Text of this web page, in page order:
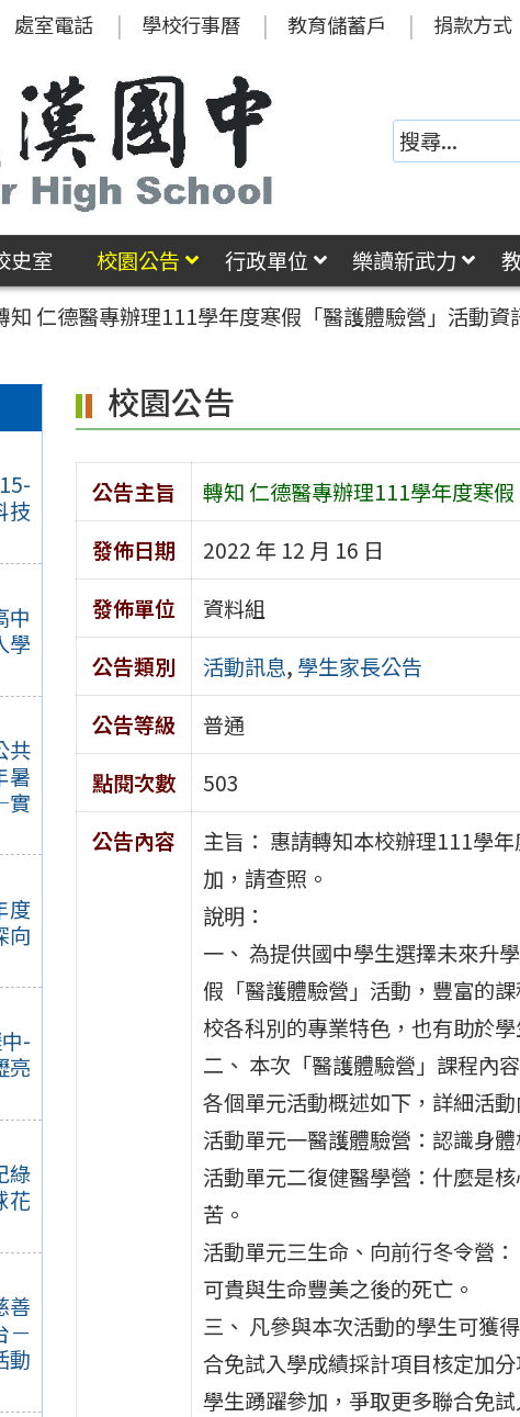
處室電話 學校行事曆 教育儲蓄戶 捐款方式
史室 校園公告 行政單位 樂讀新武力
知 仁德醫專辦理111學年度寒假「醫護體驗營」活動資
技
中
學
共
暑
實
度
向
-
亮
綠
花
善
－
動
校園公告
公告主旨
轉知 仁德醫專辦理111學年度寒
發佈日期
2022 年 12 月 16 日
發佈單位
資料組
公告類別
活動訊息, 學生家長公告
公告等級
普通
點閱次數
503
公告內容
主旨： 惠請轉知本校辦理111學
加，請查照。
說明：
一、 為提供國中學生選擇未來升
假「醫護體驗營」活動，豐富的
校各科別的專業特色，也有助於
二、 本次「醫護體驗營」課程內
各個單元活動概述如下，詳細活
活動單元一醫護體驗營：認識身
活動單元二復健醫學營：什麼是
苦。
活動單元三生命、向前行冬令營
可貴與生命豐美之後的死亡。
三、 凡參與本次活動的學生可獲
合免試入學成績採計項目核定加
學生踴躍參加，爭取更多聯合免